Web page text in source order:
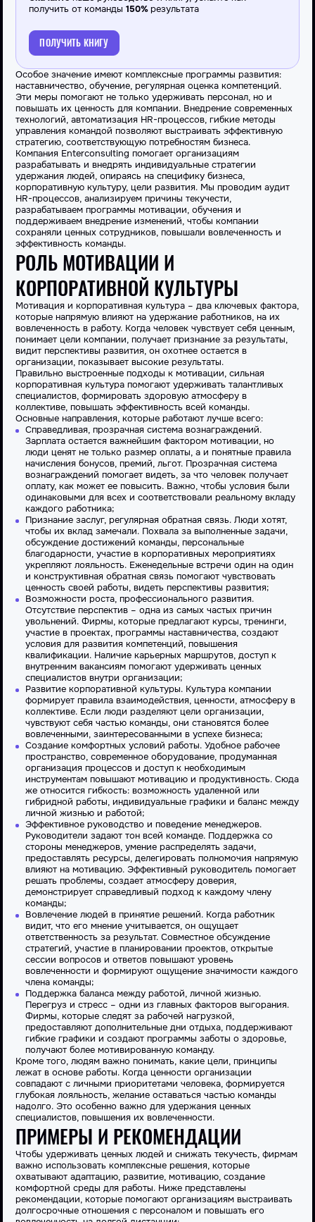
получить от команды 150%результата
ПОЛУЧИТЬ КНИГУ
Особое значение имеют комплексные программы развития:
наставничество, обучение, регулярная оценка компетенций.
Эти меры помогают не только удерживать персонал, но и
повышать их ценность для компании. Внедрение современных
технологий, автоматизация HR-процессов, гибкие методы
управления командой позволяют выстраивать эффективную
стратегию, соответствующую потребностям бизнеса.
Компания Enterconsulting помогает организациям
разрабатывать и внедрять индивидуальные стратегии
удержания людей, опираясь на специфику бизнеса,
корпоративную культуру, цели развития. Мы проводим аудит
HR-процессов, анализируем причины текучести,
разрабатываем программы мотивации, обучения и
поддерживаем внедрение изменений, чтобы компании
сохраняли ценных сотрудников, повышали вовлеченность и
эффективность команды.
РОЛЬ МОТИВАЦИИ И
КОРПОРАТИВНОЙ КУЛЬТУРЫ
Мотивация и корпоративная культура – два ключевых фактора,
которые напрямую влияют на удержание работников, на их
вовлеченность в работу. Когда человек чувствует себя ценным,
понимает цели компании, получает признание за результаты,
видит перспективы развития, он охотнее остается в
организации, показывает высокие результаты.
Правильно выстроенные подходы к мотивации, сильная
корпоративная культура помогают удерживать талантливых
специалистов, формировать здоровую атмосферу в
коллективе, повышать эффективность всей команды.
Основные направления, которые работают лучше всего:
Справедливая, прозрачная система вознаграждений.
Зарплата остается важнейшим фактором мотивации, но
люди ценят не только размер оплаты, а и понятные правила
начисления бонусов, премий, льгот. Прозрачная система
вознаграждений помогает видеть, за что человек получает
оплату, как может ее повысить. Важно, чтобы условия были
одинаковыми для всех и соответствовали реальному вкладу
каждого работника;
Признание заслуг, регулярная обратная связь. Люди хотят,
чтобы их вклад замечали. Похвала за выполненные задачи,
обсуждение достижений команды, персональные
благодарности, участие в корпоративных мероприятиях
укрепляют лояльность. Еженедельные встречи один на один
и конструктивная обратная связь помогают чувствовать
ценность своей работы, видеть перспективы развития;
Возможности роста, профессионального развития.
Отсутствие перспектив – одна из самых частых причин
увольнений. Фирмы, которые предлагают курсы, тренинги,
участие в проектах, программы наставничества, создают
условия для развития компетенций, повышения
квалификации. Наличие карьерных маршрутов, доступ к
внутренним вакансиям помогают удерживать ценных
специалистов внутри организации;
Развитие корпоративной культуры. Культура компании
формирует правила взаимодействия, ценности, атмосферу в
коллективе. Если люди разделяют цели организации,
чувствуют себя частью команды, они становятся более
вовлеченными, заинтересованными в успехе бизнеса;
Создание комфортных условий работы. Удобное рабочее
пространство, современное оборудование, продуманная
организация процессов и доступ к необходимым
инструментам повышают мотивацию и продуктивность. Сюда
же относится гибкость: возможность удаленной или
гибридной работы, индивидуальные графики и баланс между
личной жизнью и работой;
Эффективное руководство и поведение менеджеров.
Руководители задают тон всей команде. Поддержка со
стороны менеджеров, умение распределять задачи,
предоставлять ресурсы, делегировать полномочия напрямую
влияют на мотивацию. Эффективный руководитель помогает
решать проблемы, создает атмосферу доверия,
демонстрирует справедливый подход к каждому члену
команды;
Вовлечение людей в принятие решений. Когда работник
видит, что его мнение учитывается, он ощущает
ответственность за результат. Совместное обсуждение
стратегий, участие в планировании проектов, открытые
сессии вопросов и ответов повышают уровень
вовлеченности и формируют ощущение значимости каждого
члена команды;
Поддержка баланса между работой, личной жизнью.
Перегруз и стресс – одни из главных факторов выгорания.
Фирмы, которые следят за рабочей нагрузкой,
предоставляют дополнительные дни отдыха, поддерживают
гибкие графики и создают программы заботы о здоровье,
получают более мотивированную команду.
Кроме того, людям важно понимать, какие цели, принципы
лежат в основе работы. Когда ценности организации
совпадают с личными приоритетами человека, формируется
глубокая лояльность, желание оставаться частью команды
надолго. Это особенно важно для удержания ценных
специалистов, повышения их вовлеченности.
ПРИМЕРЫ И РЕКОМЕНДАЦИИ
Чтобы удерживать ценных людей и снижать текучесть, фирмам
важно использовать комплексные решения, которые
охватывают адаптацию, развитие, мотивацию, создание
комфортной среды для работы. Ниже представлены
рекомендации, которые помогают организациям выстраивать
долгосрочные отношения с персоналом и повышать его